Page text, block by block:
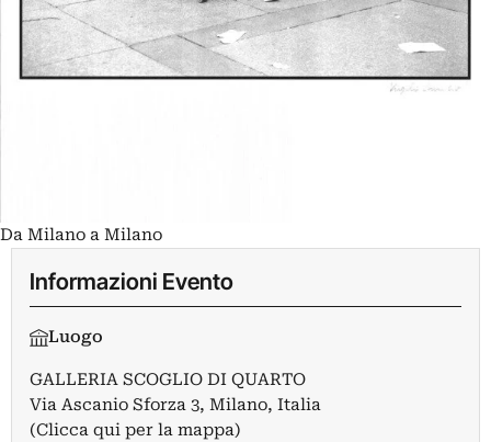
Da Milano a Milano
Informazioni Evento
Luogo
GALLERIA SCOGLIO DI QUARTO
Via Ascanio Sforza 3, Milano, Italia
(Clicca qui per la mappa)